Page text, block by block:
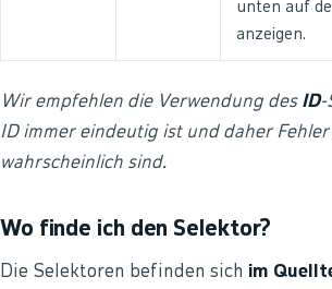
unten auf
anzeigen.
Wir empfehlen die Verwendung des ID-
ID immer eindeutig ist und daher
wahrscheinlich sind.
Wo finde ich den Selektor?
Die Selektoren befinden sich im